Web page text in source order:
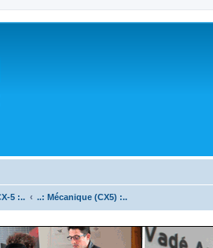
5 :.. ..: Mécanique (CX5) :..